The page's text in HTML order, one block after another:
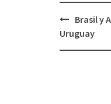
Navegación
Brasil y
Uruguay